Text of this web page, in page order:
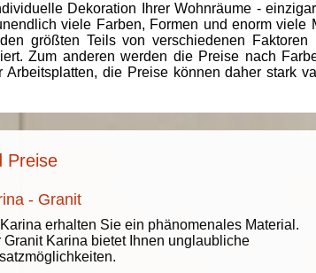
Dekoration Ihrer Wohnräume -
viele Farben, Formen und enorm
größten Teils von verschiedenen
Zum anderen werden die Preise nach
Arbeitsplatten, die Preise können daher stark
Preise
- Granit
erhalten Sie ein phänomenales Material.
Granit Karina bietet Ihnen unglaubliche